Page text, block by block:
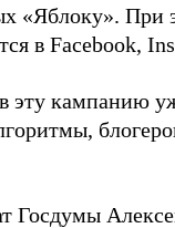
«Яблоку». При
в Facebook,
эту кампанию
Госдумы